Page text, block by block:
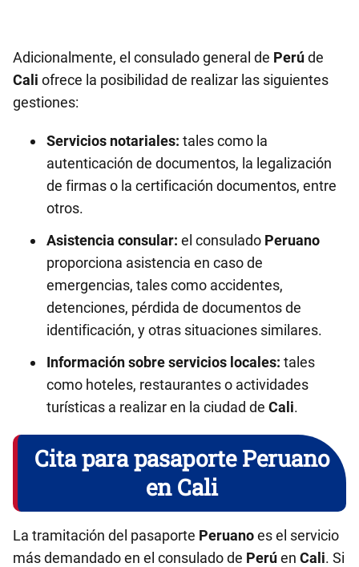
Adicionalmente, el consulado general de Perúde
Cali ofrece la posibilidad de realizar las siguientes
gestiones:
Servicios notariales: tales como la
autenticación de documentos, la legalización
de firmas o la certificación documentos, entre
otros.
Asistencia consular: el consulado Peruano
proporciona asistencia en caso de
emergencias, tales como accidentes,
detenciones, pérdida de documentos de
identificación, y otras situaciones similares.
Información sobre servicios locales: tales
como hoteles, restaurantes o actividades
turísticas a realizar en la ciudad de Cali.
Cita para pasaporte Peruano
en Cali
La tramitación del pasaporte Peruanoes el servicio
más demandado en el consulado de Perúen Cali. Si